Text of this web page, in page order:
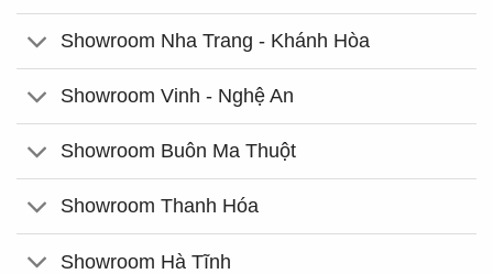
Showroom Nha Trang - Khánh Hòa
Showroom Vinh - Nghệ An
Showroom Buôn Ma Thuột
Showroom Thanh Hóa
Showroom Hà Tĩnh